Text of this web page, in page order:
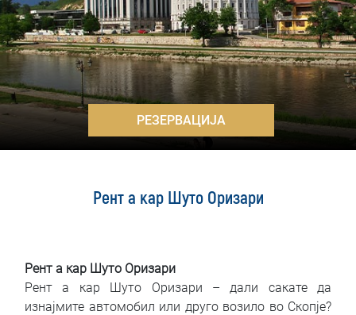
Изнајмување на автомобили
Цени
Услови за изнајмување
ENGLISH
> РЕЗЕРВАЦИЈА
Рент а кар Шуто Оризари
Рент а кар Шуто Оризари
Рент а кар Шуто Оризари – дали сакате да
изнајмите автомобил или друго возило во Скопје?